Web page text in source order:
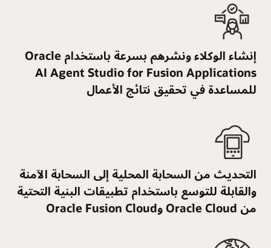
إنشاء الوكلاء ونشرهم بسرعة باستخدام Oracle
AI Agent Studio for Fusion Applications
للمساعدة في تحقيق نتائج الأعمال
التحديث من السحابة المحلية إلى السحابة الآمنة
والقابلة للتوسع باستخدام تطبيقات البنية التحتية
من Oracle Cloud وOracle Fusion Cloud